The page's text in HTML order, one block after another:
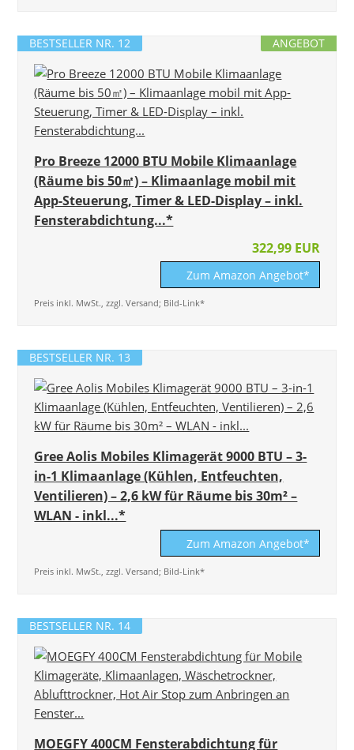
ANGEBOT
BESTSELLER NR. 12
Pro Breeze 12000 BTU Mobile Klimaanlage
(Räume bis 50㎡) – Klimaanlage mobil mit
App-Steuerung, Timer & LED-Display – inkl.
Fensterabdichtung...*
322,99 EUR
Zum Amazon Angebot*
Preis inkl. MwSt., zzgl. Versand; Bild-Link*
BESTSELLER NR. 13
Gree Aolis Mobiles Klimagerät 9000 BTU – 3-
in-1 Klimaanlage (Kühlen, Entfeuchten,
Ventilieren) – 2,6 kW für Räume bis 30m² –
WLAN - inkl...*
Zum Amazon Angebot*
Preis inkl. MwSt., zzgl. Versand; Bild-Link*
BESTSELLER NR. 14
MOEGFY 400CM Fensterabdichtung für